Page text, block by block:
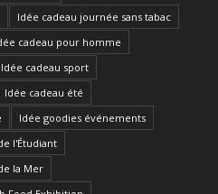
Idée cadeau journée sans tabac
cadeau pour homme
Idée cadeau sport
Idée cadeau été
Idée goodies événements
l'Étudiant
la Mer